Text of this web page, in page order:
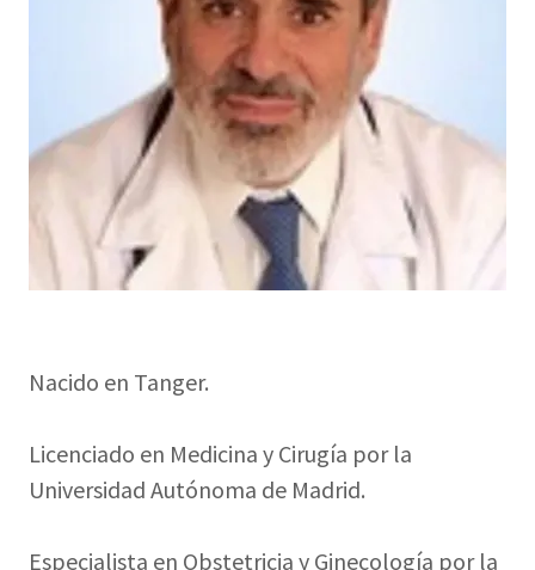
Nacido en Tanger.
Licenciado en Medicina y Cirugía por la
Universidad Autónoma de Madrid.
Especialista en Obstetricia y Ginecología por la